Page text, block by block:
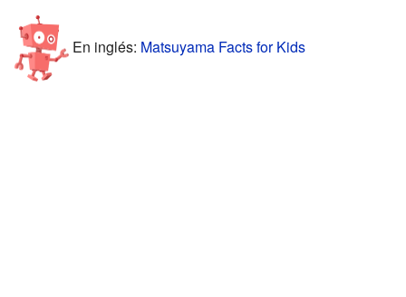
En inglés: Matsuyama Facts for Kids